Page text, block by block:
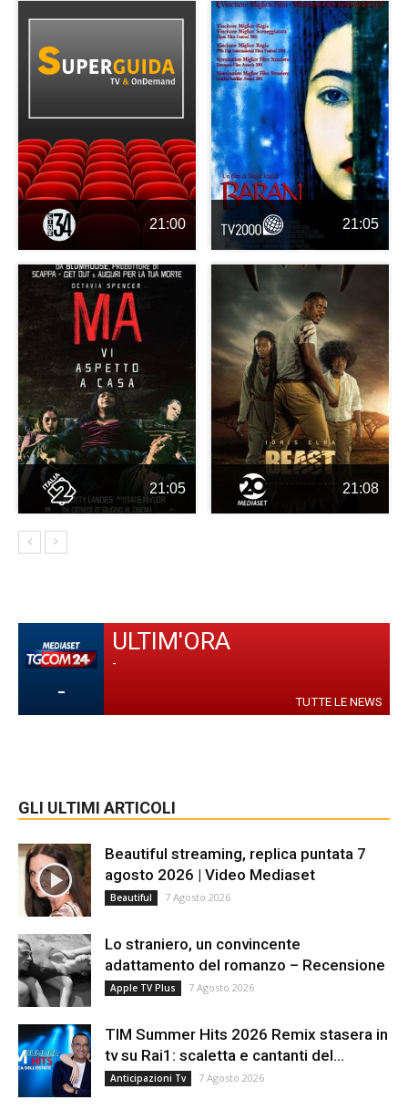
21:00 21:05
21:05 21:08
-
ULTIM'ORA
-
TUTTE LE NEWS
GLI ULTIMI ARTICOLI
Beautiful streaming, replica puntata 7
agosto 2026 | Video Mediaset
Beautiful 7 Agosto 2026
Lo straniero, un convincente
adattamento del romanzo – Recensione
Apple TV Plus 7 Agosto 2026
TIM Summer Hits 2026 Remix stasera in
tv su Rai1: scaletta e cantanti del...
Anticipazioni Tv 7 Agosto 2026